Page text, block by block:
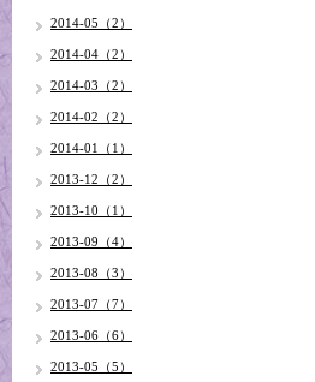
2014-05（2）
2014-04（2）
2014-03（2）
2014-02（2）
2014-01（1）
2013-12（2）
2013-10（1）
2013-09（4）
2013-08（3）
2013-07（7）
2013-06（6）
2013-05（5）